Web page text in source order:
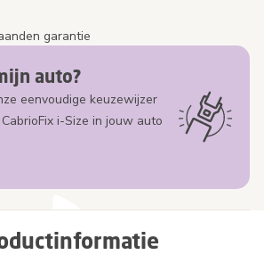
garantie
auto?
eenvoudige keuzewijzer
i-Size in jouw auto